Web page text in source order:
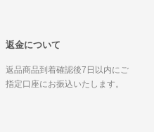
返金について
返品商品到着確認後7日以内にご
指定口座にお振込いたします。